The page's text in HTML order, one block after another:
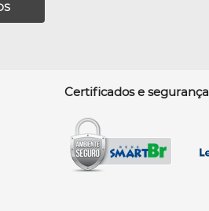
Certificados e segurança